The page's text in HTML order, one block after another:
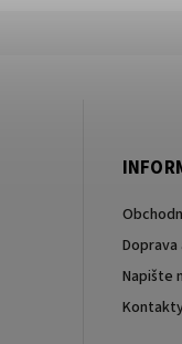
Napište